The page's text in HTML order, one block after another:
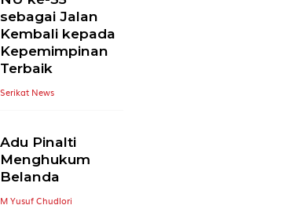
NU ke-35
sebagai Jalan
Kembali kepada
Kepemimpinan
Adu Pinalti
Menghukum